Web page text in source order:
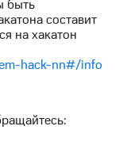
быть
составит
на хакатон
hack-nn#/info